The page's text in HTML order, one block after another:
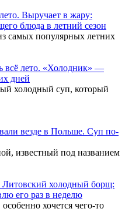
Выручает в жару:
блюда в летний сезон
самых популярных летних
всё лето. «Холодник» —
дней
холодный суп, который
везде в Польше. Суп по-
известный под названием
холодный борщ:
его раз в неделю
хочется чего-то